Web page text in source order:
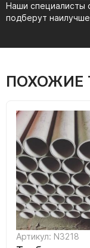
Наши специалисты
подберут
ПОХОЖИЕ
Артикул: N3218